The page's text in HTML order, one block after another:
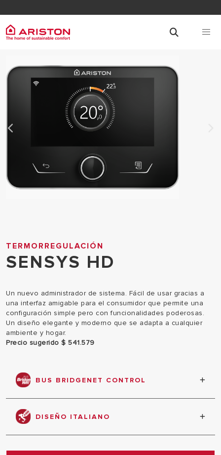
TERMORREGULACIÓN
SENSYS HD
Un nuevo administrador de sistema. Fácil de usar gracias a
una interfaz amigable para el consumidor que permite una
configuración simple pero con funcionalidades poderosas.
Un diseño elegante y moderno que se adapta a cualquier
ambiente y hogar.
Precio sugerido $ 541.579
BUS BRIDGENET CONTROL
Control completo de todos los componentes del
sistema (calefacción, refrigeración y agua caliente)
mediante el protocolo de comunicación BUS
DISEÑO ITALIANO
Dos colores disponibles para combinar con el